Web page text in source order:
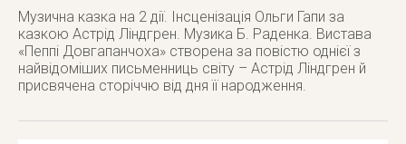
Музична казка на 2 дії. Інсценізація Ольги Гапи за
казкою Астрід Ліндгрен. Музика Б. Раденка. Вистава
«Пеппі Довгапанчоха» створена за повістю однієї з
найвідоміших письменниць світу – Астрід Ліндгрен й
присвячена сторіччю від дня її народження.